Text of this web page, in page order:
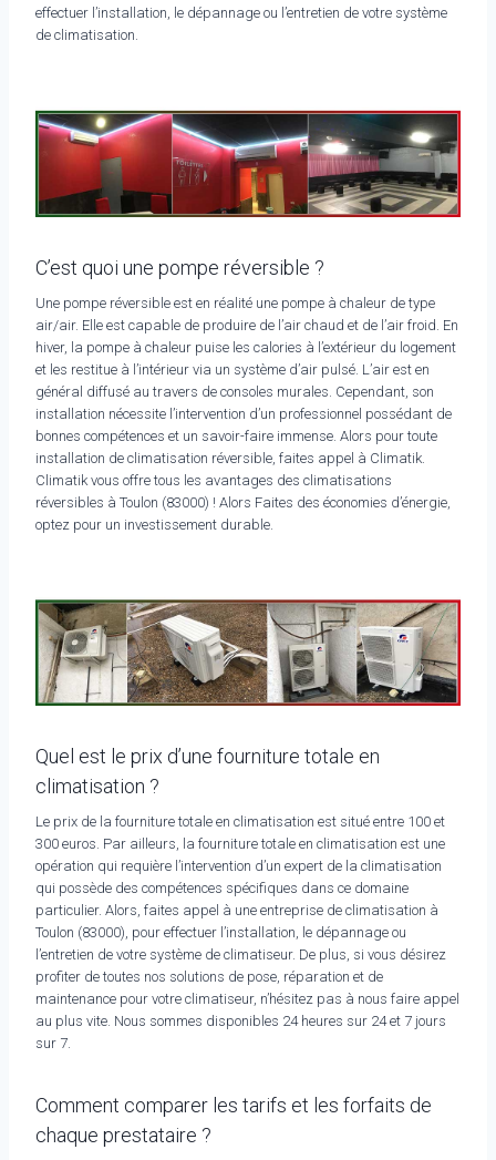
effectuer l’installation, le dépannage ou l’entretien de votre système
de climatisation.
C’est quoi une pompe réversible ?
Une pompe réversible est en réalité une pompe à chaleur de type
air/air. Elle est capable de produire de l’air chaud et de l’air froid. En
hiver, la pompe à chaleur puise les calories à l’extérieur du logement
et les restitue à l’intérieur via un système d’air pulsé. L’air est en
général diffusé au travers de consoles murales. Cependant, son
installation nécessite l’intervention d’un professionnel possédant de
bonnes compétences et un savoir-faire immense. Alors pour toute
installation de climatisation réversible, faites appel à Climatik.
Climatik vous offre tous les avantages des climatisations
réversibles à Toulon (83000) ! Alors Faites des économies d’énergie,
optez pour un investissement durable.
Quel est le prix d’une fourniture totale en
climatisation ?
Le prix de la fourniture totale en climatisation est situé entre 100 et
300 euros. Par ailleurs, la fourniture totale en climatisation est une
opération qui requière l’intervention d’un expert de la climatisation
qui possède des compétences spécifiques dans ce domaine
particulier. Alors, faites appel à une entreprise de climatisation à
Toulon (83000), pour effectuer l’installation, le dépannage ou
l’entretien de votre système de climatiseur. De plus, si vous désirez
profiter de toutes nos solutions de pose, réparation et de
maintenance pour votre climatiseur, n’hésitez pas à nous faire appel
au plus vite. Nous sommes disponibles 24 heures sur 24 et 7 jours
sur 7.
Comment comparer les tarifs et les forfaits de
chaque prestataire ?